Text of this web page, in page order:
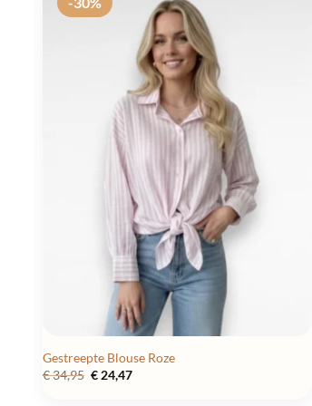
Gestreepte Blouse Roze
€34,95 Oorspronkelijke
prijs
€ 24,47Huidige